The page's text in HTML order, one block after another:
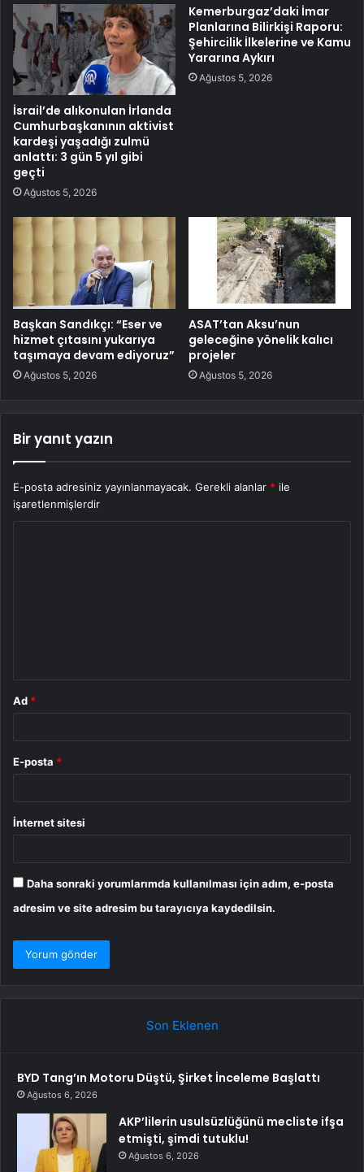
İsrail’de alıkonulan İrlanda
Cumhurbaşkanının aktivist
kardeşi yaşadığı zulmü
anlattı: 3 gün 5 yıl gibi
geçti
Ağustos 5, 2026
Kemerburgaz’daki İmar
Planlarına Bilirkişi Raporu:
Şehircilik İlkelerine ve Kamu
Yararına Aykırı
Ağustos 5, 2026
Başkan Sandıkçı: “Eser ve
hizmet çıtasını yukarıya
taşımaya devam ediyoruz”
Ağustos 5, 2026
ASAT’tan Aksu’nun
geleceğine yönelik kalıcı
projeler
Ağustos 5, 2026
Bir yanıt yazın
E-posta adresiniz yayınlanmayacak. Gerekli alanlar * ile
işaretlenmişlerdir
Ad *
E-posta *
İnternet sitesi
Daha sonraki yorumlarımda kullanılması için adım, e-posta
adresim ve site adresim bu tarayıcıya kaydedilsin.
Son Eklenen
BYD Tang’ın Motoru Düştü, Şirket İnceleme Başlattı
Ağustos 6, 2026
AKP’lilerin usulsüzlüğünü mecliste ifşa
etmişti, şimdi tutuklu!
Ağustos 6, 2026